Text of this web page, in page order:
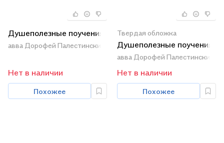
Душеполезные поучения
авва Дорофей Палестинский
Нет в наличии
Похожее
Твердая обложка
Душеполезные поучения
авва Дорофей Палестинский
Нет в наличии
Похожее